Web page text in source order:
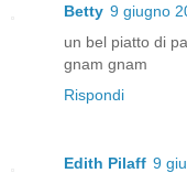
Betty 9 giugno
un bel piatto di
gnam gnam
Rispondi
Edith Pilaff 9